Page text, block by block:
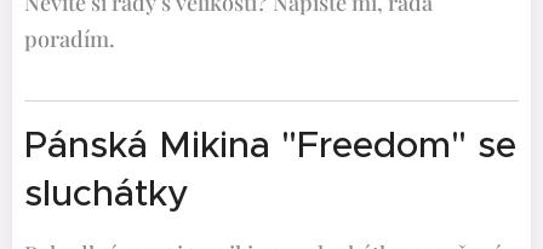
poradím.
Pánská Mikina "Freedom" se
sluchátky